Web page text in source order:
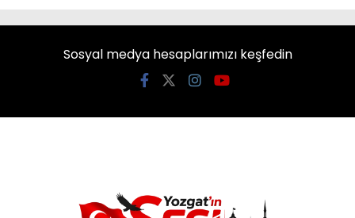
Sosyal medya hesaplarımızı keşfedin